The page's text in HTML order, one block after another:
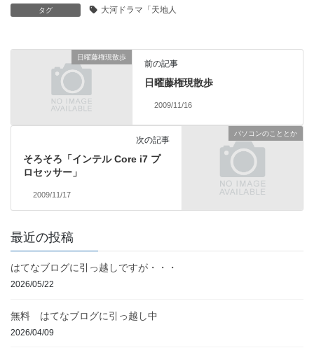
タグ 大河ドラマ「天地人
日曜藤権現散歩
前の記事
日曜藤権現散歩
2009/11/16
パソコンのこととか
次の記事
そろそろ「インテル Core i7 プ
ロセッサー」
2009/11/17
最近の投稿
はてなブログに引っ越しですが・・・
2026/05/22
無料 はてなブログに引っ越し中
2026/04/09